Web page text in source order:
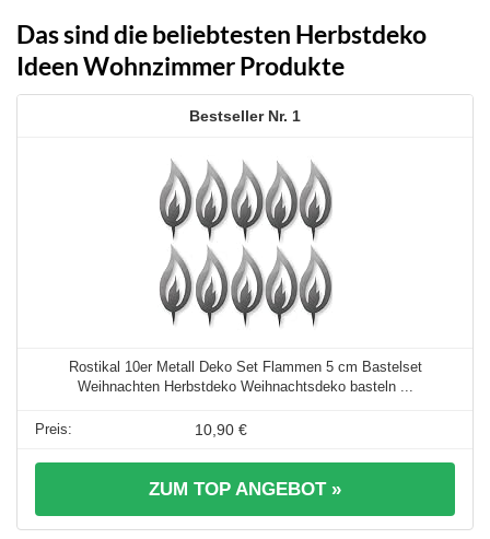
Das sind die beliebtesten Herbstdeko
Ideen Wohnzimmer Produkte
1
Rostikal 10er Metall Deko Set Flammen 5 cm Bastelset
Weihnachten Herbstdeko Weihnachtsdeko basteln ...
10,90 €
ZUM TOP ANGEBOT »